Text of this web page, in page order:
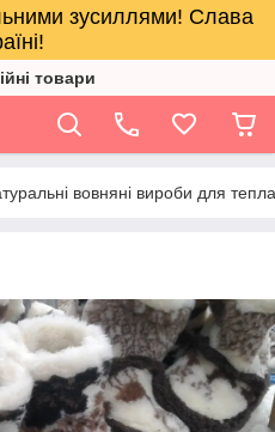
зусиллями! Слава
товари
вовняні вироби для